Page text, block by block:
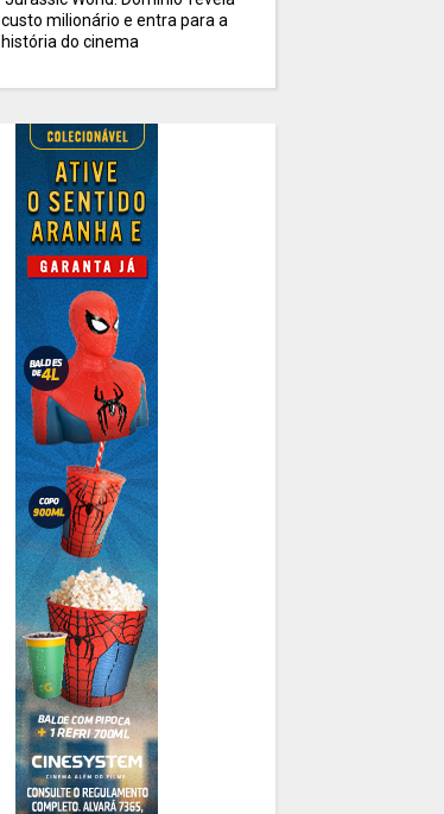
custo milionário e entra para a
história do cinema